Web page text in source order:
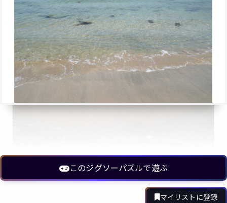
このジグソーパズルで遊ぶ
マイリストに登録